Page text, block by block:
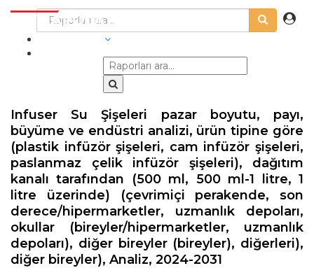
Infuser Su Şişeleri pazar boyutu, payı,
büyüme ve endüstri analizi, ürün tipine göre
(plastik infüzör şişeleri, cam infüzör şişeleri,
paslanmaz çelik infüzör şişeleri), dağıtım
kanalı tarafından (500 ml, 500 ml-1 litre, 1
litre üzerinde) (çevrimiçi perakende, son
derece/hipermarketler, uzmanlık depoları,
okullar (bireyler/hipermarketler, uzmanlık
depoları), diğer bireyler (bireyler), diğerleri),
diğer bireyler), Analiz, 2024-2031